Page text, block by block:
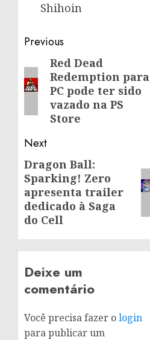
Shihoin
Post
navigation
Previous
Previous
post:
Red Dead
Redemption para
PC pode ter sido
vazado na PS
Store
Next
Next
post:
Dragon Ball:
Sparking! Zero
apresenta trailer
dedicado à Saga
do Cell
Deixe um
comentário
Você precisa fazer ologin
para publicar um